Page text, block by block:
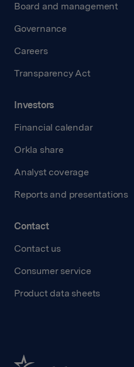
Board and management
Governance
Careers
Transparency Act
Investors
Financial calendar
Orkla share
Analyst coverage
Reports and presentations
Contact
Contact us
Consumer service
Product data sheets